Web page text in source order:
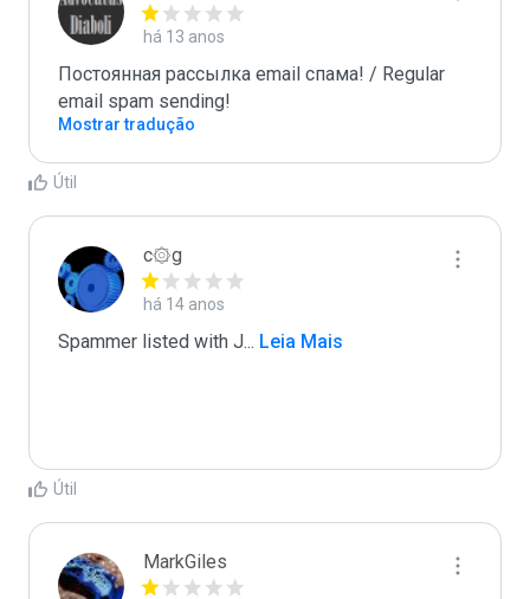
há 13 anos
Постоянная рассылка email спама! / Regular
email spam sending!
Mostrar tradução
Útil
c۞g
há 14 anos
Spammer listed with J... Leia Mais
Útil
MarkGiles